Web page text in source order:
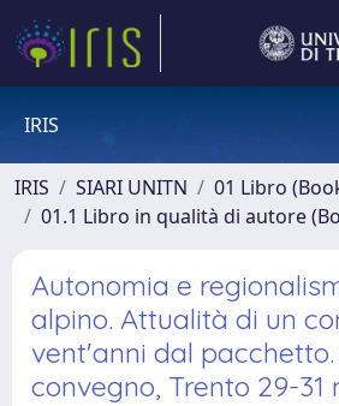
IRIS
IRIS SIARI UNITN
01 Libro
01.1 Libro in qualità di autore
Autonomia e
alpino. Attualità di un
vent'anni dal
convegno, Trento 29-31